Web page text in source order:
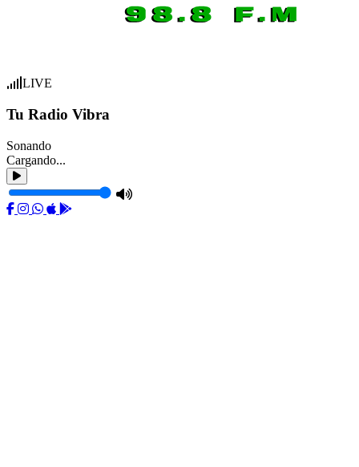
LIVE
Tu Radio Vibra
Sonando
Cargando...